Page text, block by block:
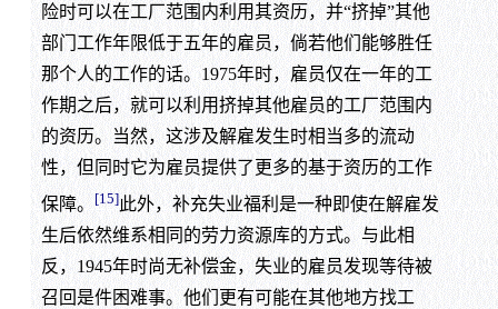
险时可以在工厂范围内利用其资历，并“挤掉”其他
部门工作年限低于五年的雇员，倘若他们能够胜任
那个人的工作的话。1975年时，雇员仅在一年的工
作期之后，就可以利用挤掉其他雇员的工厂范围内
的资历。当然，这涉及解雇发生时相当多的流动
性，但同时它为雇员提供了更多的基于资历的工作
保障。 [15]此外，补充失业福利是一种即使在解雇发
生后依然维系相同的劳力资源库的方式。与此相
反，1945年时尚无补偿金，失业的雇员发现等待被
召回是件困难事。他们更有可能在其他地方找工